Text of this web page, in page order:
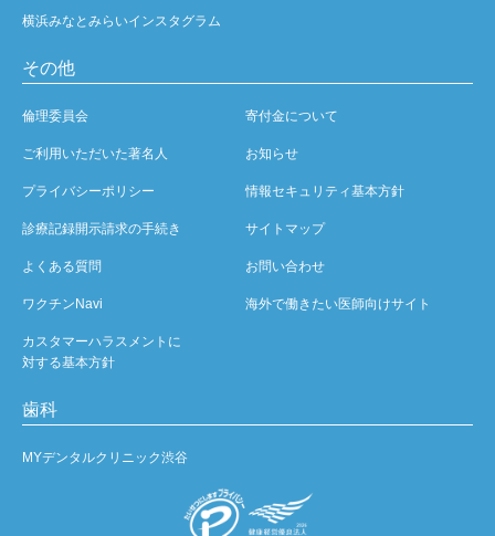
横浜みなとみらいインスタグラム
その他
倫理委員会 寄付金について
ご利用いただいた著名人 お知らせ
プライバシーポリシー 情報セキュリティ基本方針
診療記録開示請求の手続き サイトマップ
よくある質問 お問い合わせ
ワクチンNavi 海外で働きたい医師向けサイト
カスタマーハラスメントに
対する基本方針
歯科
MYデンタルクリニック渋谷